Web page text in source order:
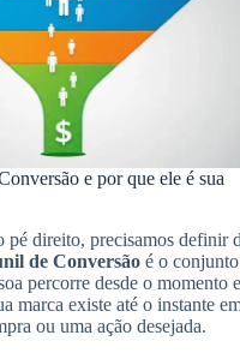
e por que ele é sua
pé direito, precisamos definir
de Conversão é o
percorre desde o momento
marca existe até o instante
ou uma ação desejada.